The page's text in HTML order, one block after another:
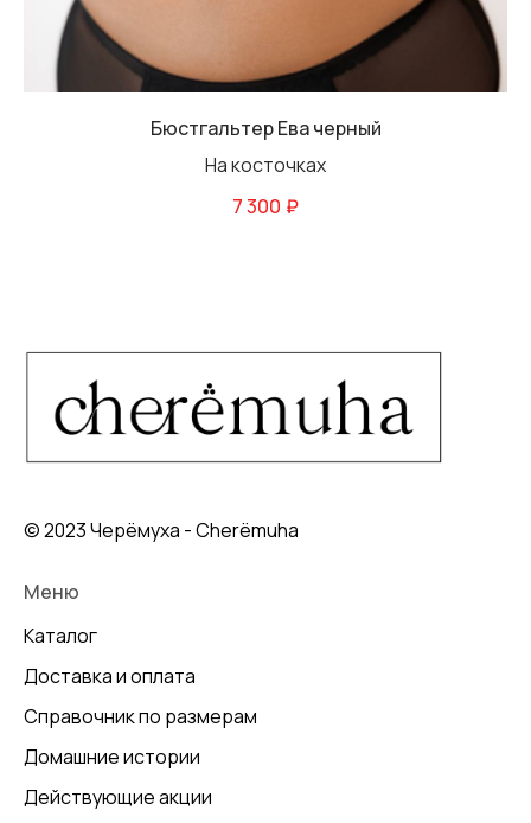
Бюстгальтер Ева черный
На косточках
7 300 ₽
© 2023 Черёмуха - Cherёmuha
Меню
Каталог
Доставка и оплата
Справочник по размерам
Домашние истории
Действующие акции